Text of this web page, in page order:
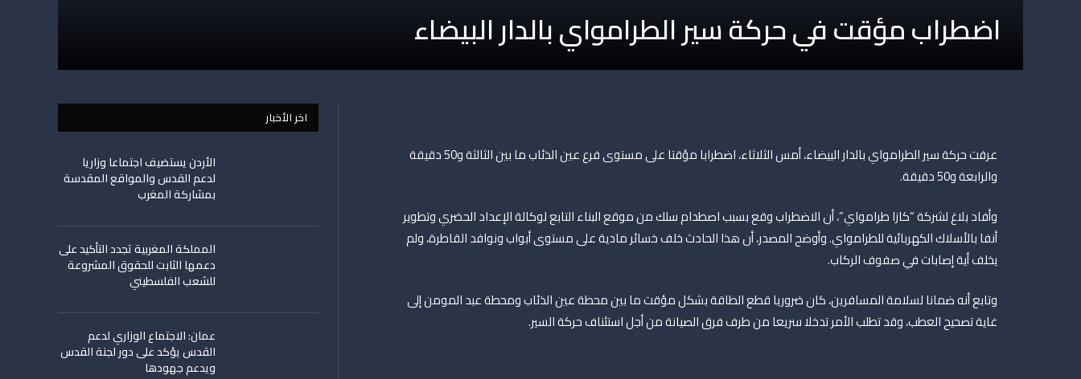
اضطراب مؤقت في حركة سير الطرامواي بالدار البيضاء
عرفت حركة سير الطرامواي بالدار البيضاء، أمس الثلاثاء، اضطرابا مؤقتا على مستوى فرع عين الذئاب ما بين الثالثة و50 دقيقة
والرابعة و50 دقيقة.
وأفاد بلاغ لشركة “كازا طرامواي”، أن الاضطراب وقع بسبب اصطدام سلك من موقع البناء التابع لوكالة الإعداد الحضري وتطوير
أنفا بالأسلاك الكهربائية للطرامواي. وأوضح المصدر، أن هذا الحادث خلف خسائر مادية على مستوى أبواب ونوافد القاطرة، ولم
يخلف أية إصابات في صفوف الركاب.
وتابع أنه ضمانا لسلامة المسافرين، كان ضروريا قطع الطاقة بشكل مؤقت ما بين محطة عين الذئاب ومحطة عبد المومن إلى
غاية تصحيح العطب، وقد تطلب الأمر تدخلا سريعا من طرف فرق الصيانة من أجل استئناف حركة السير.
اخر الأخبار
الأردن يستضيف اجتماعا وزاريا
لدعم القدس والمواقع المقدسة
بمشاركة المغرب
المملكة المغربية تجدد التأكيد على
دعمها الثابت للحقوق المشروعة
للشعب الفلسطيني
عمان: الاجتماع الوزاري لدعم
القدس يؤكد على دور لجنة القدس
ويدعم جهودها